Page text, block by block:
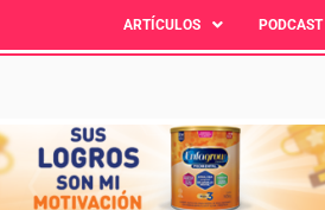
ARTÍCULOS PODCAST